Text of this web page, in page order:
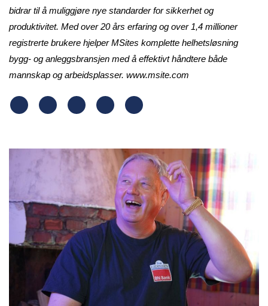
bidrar til å muliggjøre nye standarder for sikkerhet og
produktivitet. Med over 20 års erfaring og over 1,4 millioner
registrerte brukere hjelper MSites komplette helhetsløsning
bygg- og anleggsbransjen med å effektivt håndtere både
mannskap og arbeidsplasser. www.msite.com